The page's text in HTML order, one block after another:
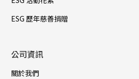
ESG 歷年慈善捐贈
公司資訊
關於我們